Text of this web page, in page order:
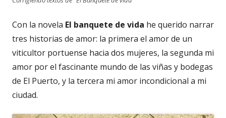
Con la novela El banquete de vida he querido narrar
tres historias de amor: la primera el amor de un
viticultor portuense hacia dos mujeres, la segunda mi
amor por el fascinante mundo de las viñas y bodegas
de El Puerto, y la tercera mi amor incondicional a mi
ciudad.